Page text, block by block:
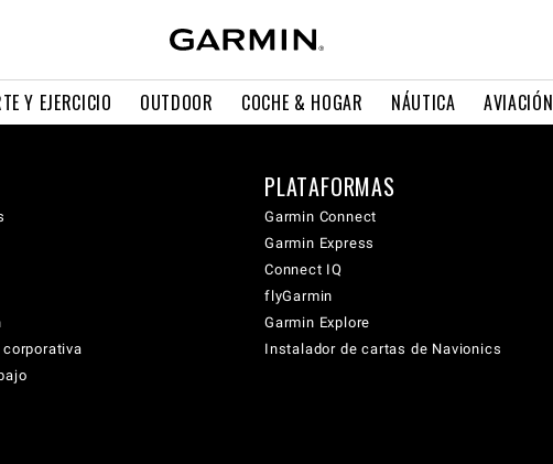
Y EJERCICIO OUTDOOR COCHE & HOGAR NÁUTICA AVIACIÓN
PLATAFORMAS
Garmin Connect
Garmin Express
Connect IQ
flyGarmin
Garmin Explore
Instalador de cartas de Navionics